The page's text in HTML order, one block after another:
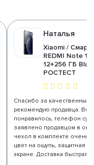
Наталья
Xiaomi /
REDMI Note 15
12+256 ГБ
РОСТЕСТ
Спасибо за качественный
рекомендую продавца. Все
понравилось, телефон
заявлено продавцом в
чехол в комплекте очень
цвет на ощупь, защитная
экране. Доставка быстрая.